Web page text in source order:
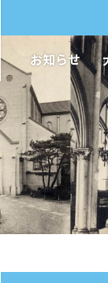
お知らせ